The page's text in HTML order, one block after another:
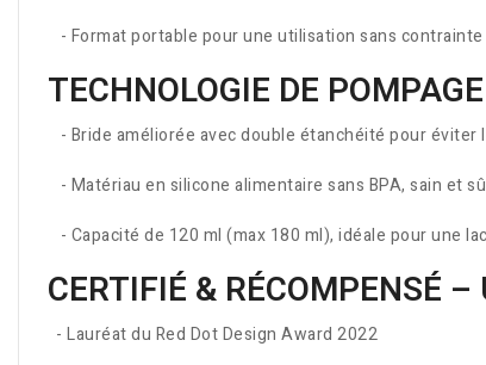
- Format portable pour une utilisation sans contrainte
TECHNOLOGIE DE
- Bride améliorée avec double étanchéité pour éviter
- Matériau en silicone alimentaire sans BPA, sain et
- Capacité de 120 ml (max 180 ml), idéale pour une
CERTIFIÉ & RÉCOMPENSÉ
- Lauréat du Red Dot Design Award 2022